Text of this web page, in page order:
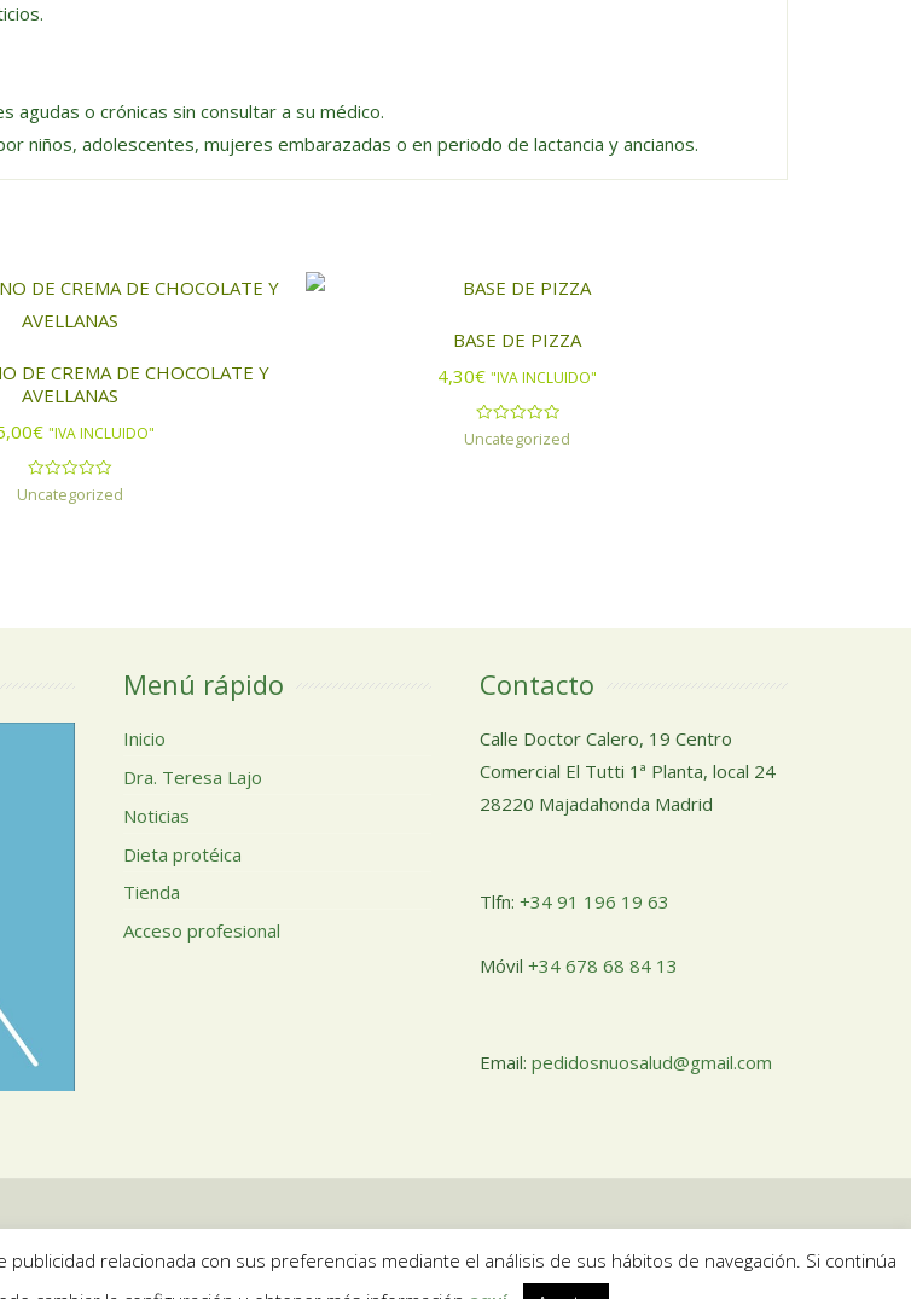
o crónicas sin consultar a su médico.
niños, adolescentes, mujeres embarazadas o en periodo de lactancia y ancianos.
DE CREMA DE CHOCOLATE Y
AVELLANAS
€ "IVA INCLUIDO"
Valorado
con
Uncategorized
BASE DE PIZZA
4,30€ "IVA INCLUIDO"
Valorado
con
Uncategorized
Menú rápido
Inicio
Dra. Teresa Lajo
Noticias
Dieta protéica
Tienda
Acceso profesional
Contacto
Calle Doctor Calero, 19 Centro
Comercial El Tutti 1ª Planta, local 24
28220 Majadahonda Madrid
Tlfn: +34 91 196 19 63
Móvil +34 678 68 84 13
Email: pedidosnuosalud@gmail.com
de Privacidad Política de Cookies
relacionada con sus preferencias mediante el análisis de sus hábitos de navegación. Si continúa